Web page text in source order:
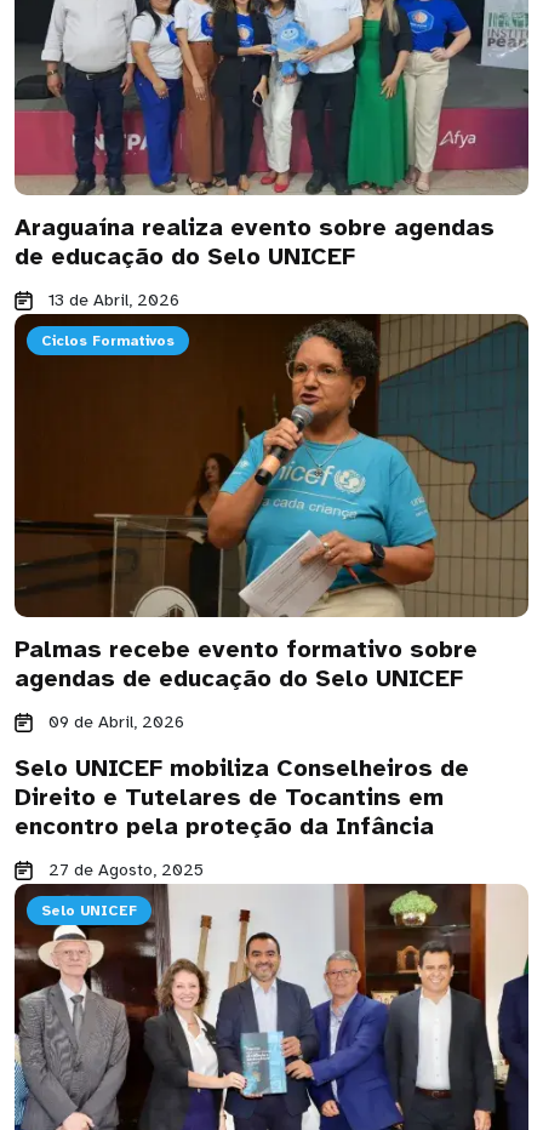
Araguaína realiza evento sobre agendas
de educação do Selo UNICEF
13 de Abril, 2026
Ciclos Formativos
Palmas recebe evento formativo sobre
agendas de educação do Selo UNICEF
09 de Abril, 2026
Selo UNICEF mobiliza Conselheiros de
Direito e Tutelares de Tocantins em
encontro pela proteção da Infância
27 de Agosto, 2025
Selo UNICEF